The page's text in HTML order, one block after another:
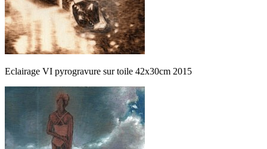
Eclairage VI pyrogravure sur toile 42x30cm 2015